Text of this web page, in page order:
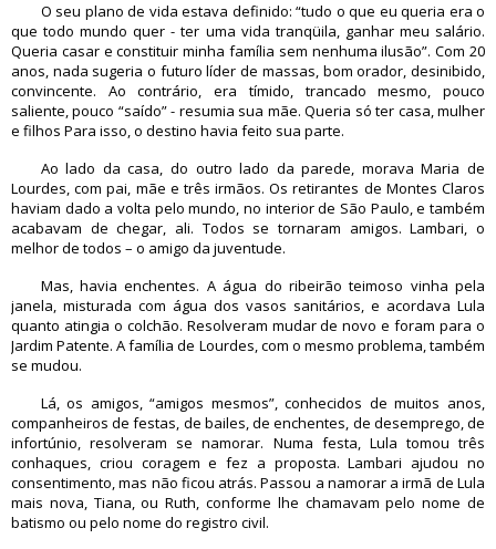
O seu plano de vida estava definido: “tudo o que eu queria era o
que todo mundo quer - ter uma vida tranqüila, ganhar meu salário.
Queria casar e constituir minha família sem nenhuma ilusão”. Com 20
anos, nada sugeria o futuro líder de massas, bom orador, desinibido,
convincente. Ao contrário, era tímido, trancado mesmo, pouco
saliente, pouco “saído” - resumia sua mãe. Queria só ter casa, mulher
e filhos Para isso, o destino havia feito sua parte.
Ao lado da casa, do outro lado da parede, morava Maria de
Lourdes, com pai, mãe e três irmãos. Os retirantes de Montes Claros
haviam dado a volta pelo mundo, no interior de São Paulo, e também
acabavam de chegar, ali. Todos se tornaram amigos. Lambari, o
melhor de todos – o amigo da juventude.
Mas, havia enchentes. A água do ribeirão teimoso vinha pela
janela, misturada com água dos vasos sanitários, e acordava Lula
quanto atingia o colchão. Resolveram mudar de novo e foram para o
Jardim Patente. A família de Lourdes, com o mesmo problema, também
se mudou.
Lá, os amigos, “amigos mesmos”, conhecidos de muitos anos,
companheiros de festas, de bailes, de enchentes, de desemprego, de
infortúnio, resolveram se namorar. Numa festa, Lula tomou três
conhaques, criou coragem e fez a proposta. Lambari ajudou no
consentimento, mas não ficou atrás. Passou a namorar a irmã de Lula
mais nova, Tiana, ou Ruth, conforme lhe chamavam pelo nome de
batismo ou pelo nome do registro civil.